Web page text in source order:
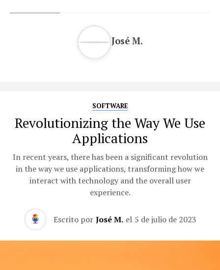
José M.
SOFTWARE
Revolutionizing the Way We Use
Applications
In recent years, there has been a significant revolution
in the way we use applications, transforming how we
interact with technology and the overall user
experience.
Escrito por José M. el 5 de julio de 2023